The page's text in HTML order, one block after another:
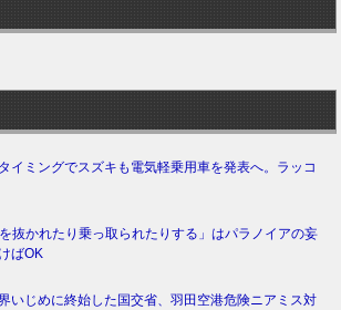
イミングでスズキも電気軽乗用車を発表へ。ラッコ
抜かれたり乗っ取られたりする」はパラノイアの妄
ばOK
いじめに終始した国交省、羽田空港危険ニアミス対